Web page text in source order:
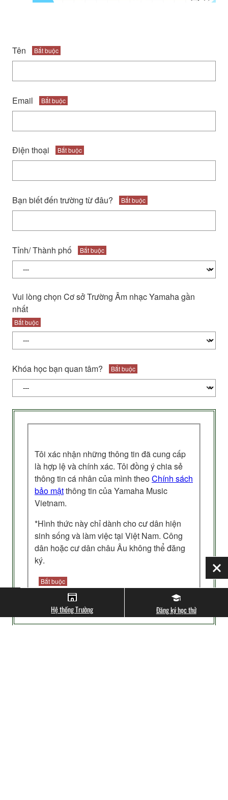
Tên Bắt buộc
Email Bắt buộc
Điện thoại Bắt buộc
Bạn biết đến trường từ đâu? Bắt buộc
Tỉnh/ Thành phố Bắt buộc
Vui lòng chọn Cơ sở Trường Âm nhạc Yamaha gần
nhất
Bắt buộc
Khóa học bạn quan tâm? Bắt buộc
Tôi xác nhận những thông tin đã cung cấp
là hợp lệ và chính xác. Tôi đồng ý chia sẻ
thông tin cá nhân của mình theoChính sách
bảo mậtthông tin của Yamaha Music
Vietnam.
*Hình thức này chỉ dành cho cư dân hiện
sinh sống và làm việc tại Việt Nam. Công
dân hoặc cư dân châu Âu không thể đăng
ký.
Bắt buộc
Vâng, tôi đồng ý
Hệ thống Trường Đăng ký học thử